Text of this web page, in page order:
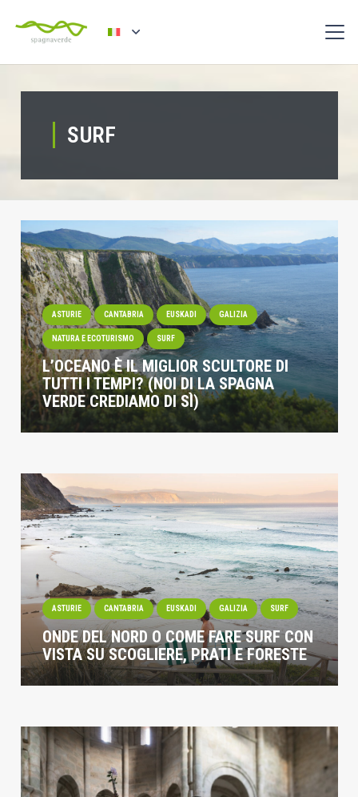
SURF
ASTURIE CANTABRIA EUSKADI GALIZIA
NATURA E ECOTURISMO SURF
L’OCEANO È IL MIGLIOR SCULTORE DI
TUTTI I TEMPI? (NOI DI LA SPAGNA
VERDE CREDIAMO DI SÌ)
ASTURIE CANTABRIA EUSKADI GALIZIA SURF
ONDE DEL NORD O COME FARE SURF CON
VISTA SU SCOGLIERE, PRATI E FORESTE